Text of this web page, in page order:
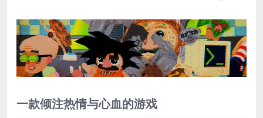
一款倾注热情与心血的游戏